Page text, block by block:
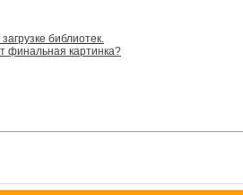
библиотек.
финальная картинка?